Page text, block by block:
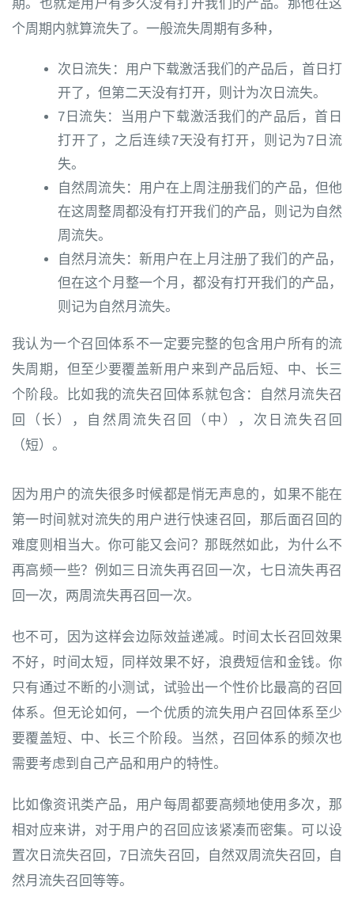
期。也就是用户有多久没有打开我们的产品。那他在这
个周期内就算流失了。一般流失周期有多种，
次日流失：用户下载激活我们的产品后，首日打
开了，但第二天没有打开，则计为次日流失。
7日流失：当用户下载激活我们的产品后，首日
打开了，之后连续7天没有打开，则记为7日流
失。
自然周流失：用户在上周注册我们的产品，但他
在这周整周都没有打开我们的产品，则记为自然
周流失。
自然月流失：新用户在上月注册了我们的产品，
但在这个月整一个月，都没有打开我们的产品，
则记为自然月流失。
我认为一个召回体系不一定要完整的包含用户所有的流
失周期，但至少要覆盖新用户来到产品后短、中、长三
个阶段。比如我的流失召回体系就包含：自然月流失召
回（长），自然周流失召回（中），次日流失召回
（短）。
因为用户的流失很多时候都是悄无声息的，如果不能在
第一时间就对流失的用户进行快速召回，那后面召回的
难度则相当大。你可能又会问？那既然如此，为什么不
再高频一些？例如三日流失再召回一次，七日流失再召
回一次，两周流失再召回一次。
也不可，因为这样会边际效益递减。时间太长召回效果
不好，时间太短，同样效果不好，浪费短信和金钱。你
只有通过不断的小测试，试验出一个性价比最高的召回
体系。但无论如何，一个优质的流失用户召回体系至少
要覆盖短、中、长三个阶段。当然，召回体系的频次也
需要考虑到自己产品和用户的特性。
比如像资讯类产品，用户每周都要高频地使用多次，那
相对应来讲，对于用户的召回应该紧凑而密集。可以设
置次日流失召回，7日流失召回，自然双周流失召回，自
然月流失召回等等。